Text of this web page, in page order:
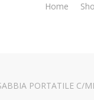
Home
PORTATILE C/